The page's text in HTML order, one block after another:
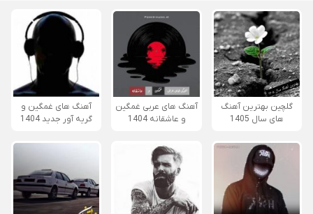
گلچین بهترین آهنگ
های سال 1405
آهنگ های عربی غمگین
و عاشقانه 1404
آهنگ های غمگین و
گریه آور جدید 1404